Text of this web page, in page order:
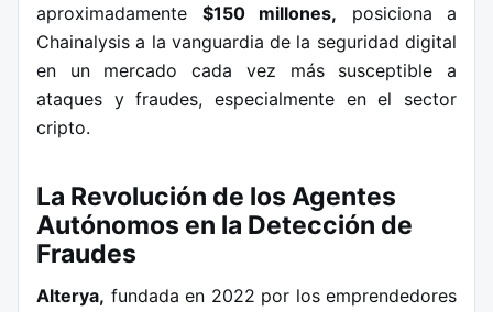
aproximadamente $150 millones, posiciona a
Chainalysis a la vanguardia de la seguridad digital
en un mercado cada vez más susceptible a
ataques y fraudes, especialmente en el sector
cripto.
La Revolución de los Agentes
Autónomos en la Detección de
Fraudes
Alterya, fundada en 2022 por los emprendedores